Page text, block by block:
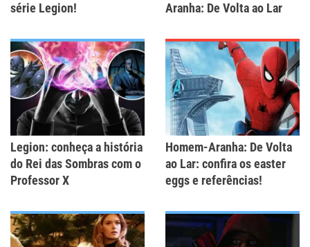
série Legion!
Aranha: De Volta ao Lar
Legion: conheça a história
do Rei das Sombras com o
Professor X
Homem-Aranha: De Volta
ao Lar: confira os easter
eggs e referências!